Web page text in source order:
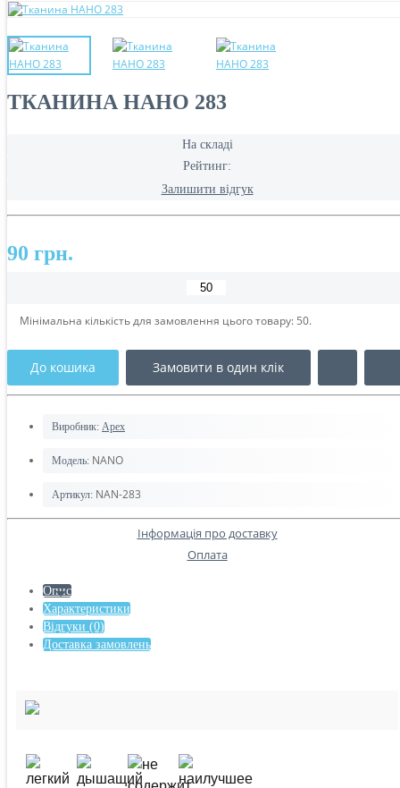
ТКАНИНА НАНО 283
На складі
Рейтинг:
Залишити відгук
90 грн.
Мінімальна кількість для замовлення цього товару: 50.
До кошика Замовити в один клік
Виробник: Apex
Модель: NANO
Артикул: NAN-283
Інформація про доставку
Оплата
Опис
Характеристики
Відгуки (0)
Доставка замовлень